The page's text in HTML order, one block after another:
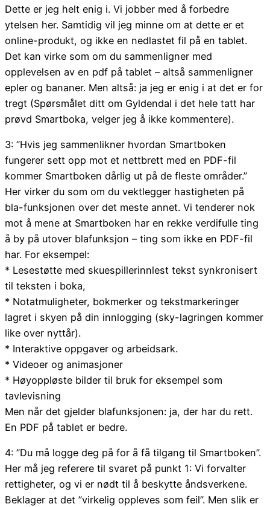
Dette er jeg helt enig i. Vi jobber med å forbedre
ytelsen her. Samtidig vil jeg minne om at dette er et
online-produkt, og ikke en nedlastet fil på en tablet.
Det kan virke som om du sammenligner med
opplevelsen av en pdf på tablet – altså sammenligner
epler og bananer. Men altså: ja jeg er enig i at det er for
tregt (Spørsmålet ditt om Gyldendal i det hele tatt har
prøvd Smartboka, velger jeg å ikke kommentere).
3: ”Hvis jeg sammenlikner hvordan Smartboken
fungerer sett opp mot et nettbrett med en PDF-fil
kommer Smartboken dårlig ut på de fleste områder.”
Her virker du som om du vektlegger hastigheten på
bla-funksjonen over det meste annet. Vi tenderer nok
mot å mene at Smartboken har en rekke verdifulle ting
å by på utover blafunksjon – ting som ikke en PDF-fil
har. For eksempel:
* Lesestøtte med skuespillerinnlest tekst synkronisert
til teksten i boka,
* Notatmuligheter, bokmerker og tekstmarkeringer
lagret i skyen på din innlogging (sky-lagringen kommer
like over nyttår).
* Interaktive oppgaver og arbeidsark.
* Videoer og animasjoner
* Høyoppløste bilder til bruk for eksempel som
tavlevisning
Men når det gjelder blafunksjonen: ja, der har du rett.
En PDF på tablet er bedre.
4: ”Du må logge deg på for å få tilgang til Smartboken”.
Her må jeg referere til svaret på punkt 1: Vi forvalter
rettigheter, og vi er nødt til å beskytte åndsverkene.
Beklager at det ”virkelig oppleves som feil”. Men slik er